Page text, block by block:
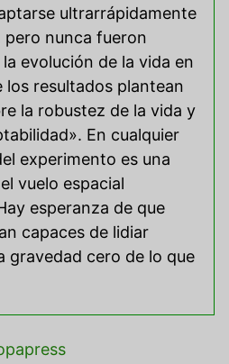
ultrarrápidamente
pero nunca fueron
evolución de la vida en
los resultados plantean
la robustez de la vida y
En cualquier
experimento es una
vuelo espacial
esperanza de que
capaces de lidiar
gravedad cero de lo que